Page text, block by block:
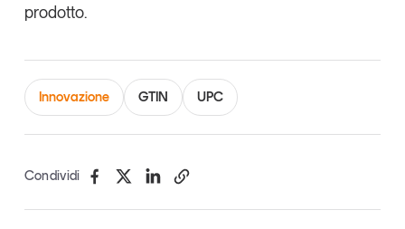
prodotto.
Innovazione GTIN UPC
Condividi